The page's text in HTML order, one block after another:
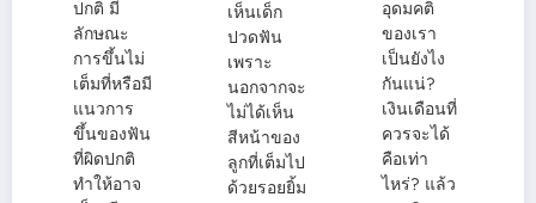
ปกติ มี
ลักษณะ
การขึ้นไม่
เต็มที่หรือมี
แนวการ
ขึ้นของฟัน
ที่ผิดปกติ
ทำให้อาจ
เห็นเด็ก
ปวดฟัน
เพราะ
นอกจากจะ
ไม่ได้เห็น
สีหน้าของ
ลูกที่เต็มไป
ด้วยรอยยิ้ม
อุดมคติ
ของเรา
เป็นยังไง
กันแน่?
เงินเดือนที่
ควรจะได้
คือเท่า
ไหร่? แล้ว